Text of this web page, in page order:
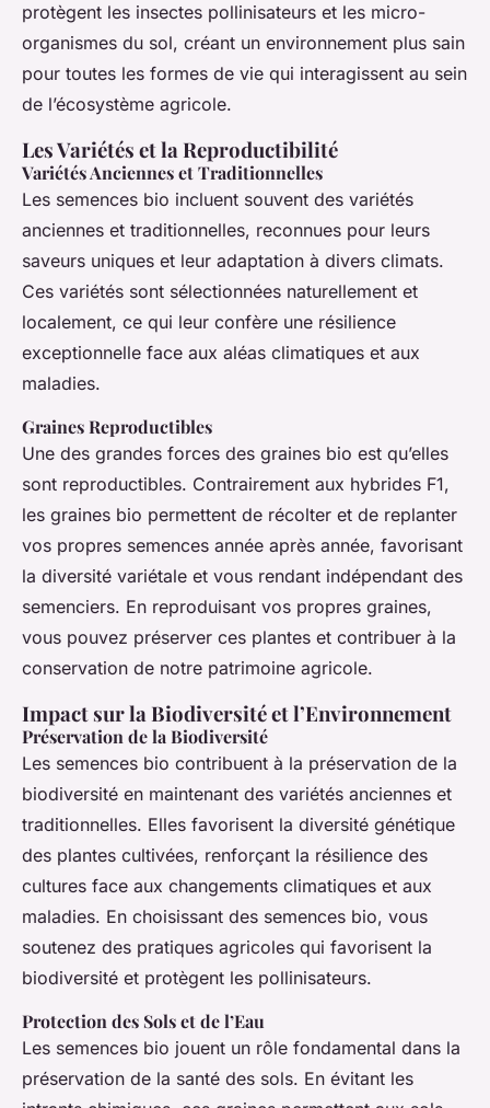
protègent les insectes pollinisateurs et les micro-
organismes du sol, créant un environnement plus sain
pour toutes les formes de vie qui interagissent au sein
de l’écosystème agricole.
Les Variétés et la Reproductibilité
Variétés Anciennes et Traditionnelles
Les semences bio incluent souvent des variétés
anciennes et traditionnelles, reconnues pour leurs
saveurs uniques et leur adaptation à divers climats.
Ces variétés sont sélectionnées naturellement et
localement, ce qui leur confère une résilience
exceptionnelle face aux aléas climatiques et aux
maladies.
Graines Reproductibles
Une des grandes forces des graines bio est qu’elles
sont reproductibles. Contrairement aux hybrides F1,
les graines bio permettent de récolter et de replanter
vos propres semences année après année, favorisant
la diversité variétale et vous rendant indépendant des
semenciers. En reproduisant vos propres graines,
vous pouvez préserver ces plantes et contribuer à la
conservation de notre patrimoine agricole.
Impact sur la Biodiversité et l’Environnement
Préservation de la Biodiversité
Les semences bio contribuent à la préservation de la
biodiversité en maintenant des variétés anciennes et
traditionnelles. Elles favorisent la diversité génétique
des plantes cultivées, renforçant la résilience des
cultures face aux changements climatiques et aux
maladies. En choisissant des semences bio, vous
soutenez des pratiques agricoles qui favorisent la
biodiversité et protègent les pollinisateurs.
Protection des Sols et de l’Eau
Les semences bio jouent un rôle fondamental dans la
préservation de la santé des sols. En évitant les